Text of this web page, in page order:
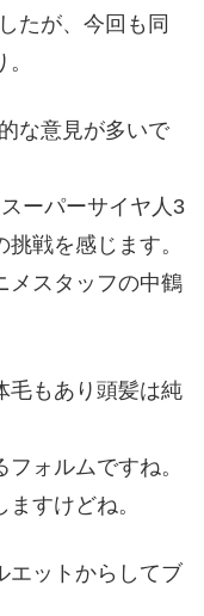
たが、今回も同
な意見が多いで
ーパーサイヤ人3
戦を感じます。
メスタッフの中鶴
毛もあり頭髪は純
ォルムですね。
すけどね。
エットからしてブ